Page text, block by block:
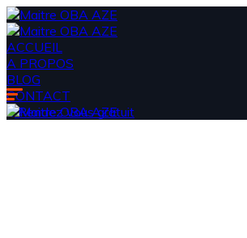
ACCUEIL
A PROPOS
BLOG
CONTACT
Rendez vous gratuit